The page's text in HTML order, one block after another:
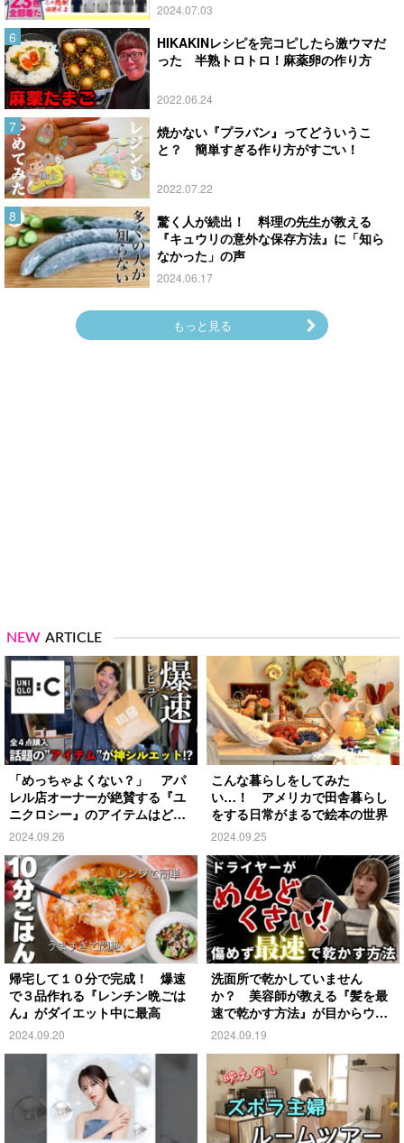
2024.07.03
HIKAKINレシピを完コピしたら激ウマだ
った 半熟トロトロ！麻薬卵の作り方
2022.06.24
焼かない『プラバン』ってどういうこ
と？ 簡単すぎる作り方がすごい！
2022.07.22
驚く人が続出！ 料理の先生が教える
『キュウリの意外な保存方法』に「知ら
なかった」の声
2024.06.17
もっと見る
NEW ARTICLE
「めっちゃよくない？」 アパ
レル店オーナーが絶賛する『ユ
ニクロシー』のアイテムはど
れ？
2024.09.26
こんな暮らしをしてみた
い…！ アメリカで田舎暮らし
をする日常がまるで絵本の世界
2024.09.25
帰宅して１０分で完成！ 爆速
で３品作れる『レンチン晩ごは
ん』がダイエット中に最高
2024.09.20
洗面所で乾かしていません
か？ 美容師が教える『髪を最
速で乾かす方法』が目からウロ
コ
2024.09.19